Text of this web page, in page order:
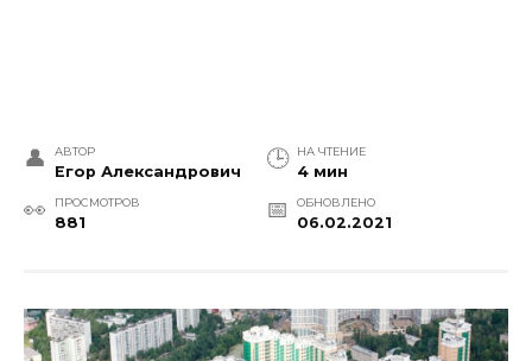
АВТОР
Егор Александрович
НА ЧТЕНИЕ
4 мин
ПРОСМОТРОВ
881
ОБНОВЛЕНО
06.02.2021